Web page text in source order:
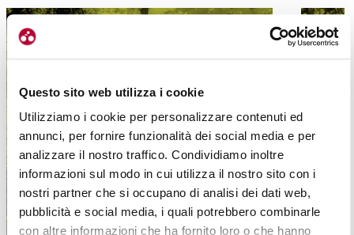
Questo sito web utilizza i cookie
Utilizziamo i cookie per personalizzare contenuti ed
annunci, per fornire funzionalità dei social media e per
analizzare il nostro traffico. Condividiamo inoltre
informazioni sul modo in cui utilizza il nostro sito con i
nostri partner che si occupano di analisi dei dati web,
pubblicità e social media, i quali potrebbero combinarle
con altre informazioni che ha fornito loro o che hanno
PROPOSTE